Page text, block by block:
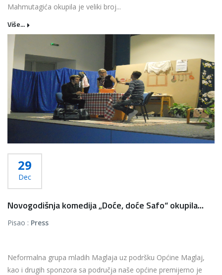
Mahmutagića okupila je veliki broj...
Više...
29
Dec
Novogodišnja komedija „Doće, doće Safo“ okupila...
Pisao : Press
Neformalna grupa mladih Maglaja uz podršku Općine Maglaj,
kao i drugih sponzora sa područja naše općine premijerno je